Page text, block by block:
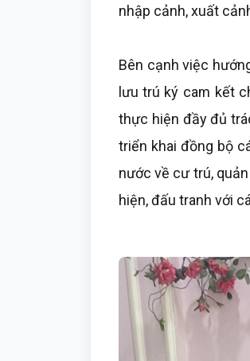
nhập cảnh, xuất
Bên cạnh việc
lưu trú ký cam kết
thực hiện đầy đủ
triển khai đồng bộ
nước về cư trú,
hiện, đấu tranh với